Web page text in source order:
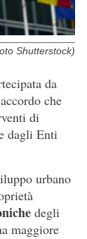
Shutterstock)
da
che
di
dagli Enti
urbano
degli
maggiore